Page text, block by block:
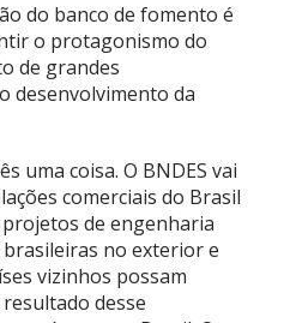
do banco de fomento é
o protagonismo do
de grandes
desenvolvimento da
uma coisa. O BNDES vai
comerciais do Brasil
de engenharia
no exterior e
vizinhos possam
desse